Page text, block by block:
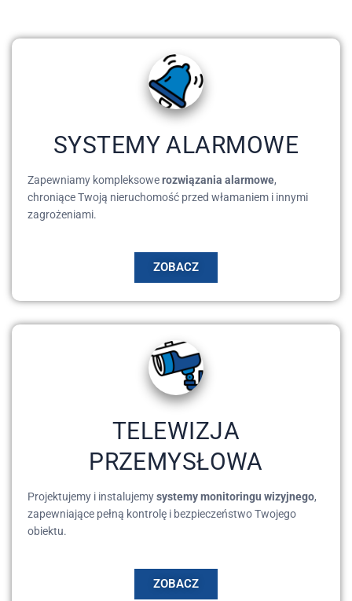
SYSTEMY ALARMOWE
Zapewniamy kompleksowerozwiązania alarmowe,
chroniące Twoją nieruchomość przed włamaniem i innymi
zagrożeniami.
ZOBACZ
TELEWIZJA
PRZEMYSŁOWA
Projektujemy i instalujemysystemy monitoringu wizyjnego,
zapewniające pełną kontrolę i bezpieczeństwo Twojego
obiektu.
ZOBACZ